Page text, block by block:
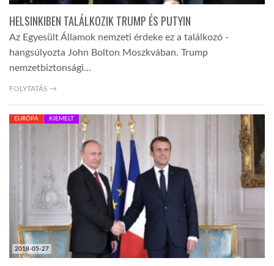
HELSINKIBEN TALÁLKOZIK TRUMP ÉS PUTYIN
Az Egyesült Államok nemzeti érdeke ez a találkozó -
hangsúlyozta John Bolton Moszkvában. Trump
nemzetbiztonsági…
FOLYTATÁS →
2018-05-27
EURÓPA KIEMELT